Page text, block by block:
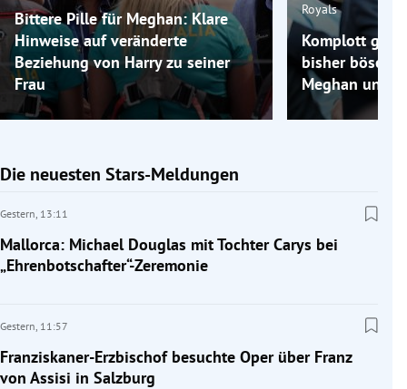
Bittere Pille für Meghan: Klare
Hinweise auf veränderte
Beziehung von Harry zu seiner
Frau
Royals
Komplott
bisher
Meghan und
Die neuesten Stars-Meldungen
Gestern, 13:11
Mallorca: Michael Douglas mit Tochter Carys bei
„Ehrenbotschafter“-Zeremonie
Gestern, 11:57
Franziskaner-Erzbischof besuchte Oper über Franz
von Assisi in Salzburg